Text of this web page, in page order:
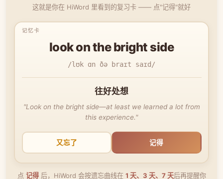
这就是你在 HiWord 里看到的复习卡 —— 点"记得"就好
look on the bright side
/lʊk ɑn ðə braɪt saɪd/
往好处想
"Look on the bright side—at least we learned a lot from
this experience."
又忘了 记得
点 记得后，HiWord 会按遗忘曲线在 1 天、3 天、7 天后再提醒你